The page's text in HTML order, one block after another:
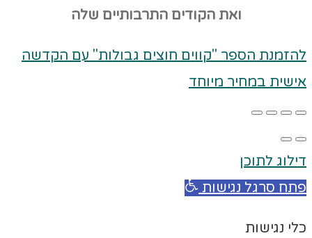
ואת הקודים התרבותיים שלה
להזמנת הספר "קווים חוצים גבולות" עם הקדשה
אישית במחיר מיוחד
דילוג לתוכן
פתח סרגל נגישות
כלי נגישות